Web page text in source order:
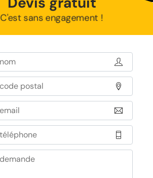
C'est sans engagement !